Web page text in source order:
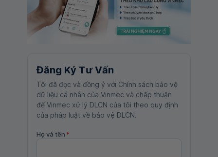
Đăng Ký Tư Vấn
Tôi đã đọc và đồng ý với Chính sách bảo vệ
dữ liệu cá nhân của Vinmec và chấp thuận
để Vinmec xử lý DLCN của tôi theo quy định
của pháp luật về bảo vệ DLCN.
Họ và tên *